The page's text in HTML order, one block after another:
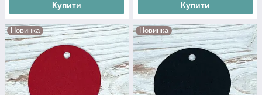
Купити Купити
Новинка Новинка